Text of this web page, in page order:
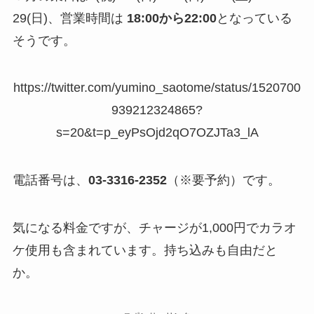
29(日)、営業時間は 18:00から22:00となっている
そうです。
https://twitter.com/yumino_saotome/status/1520700
939212324865?
s=20&t=p_eyPsOjd2qO7OZJTa3_lA
電話番号は、 03-3316-2352（※要予約）です。
気になる料金ですが、チャージが1,000円でカラオ
ケ使用も含まれています。持ち込みも自由だと
か。